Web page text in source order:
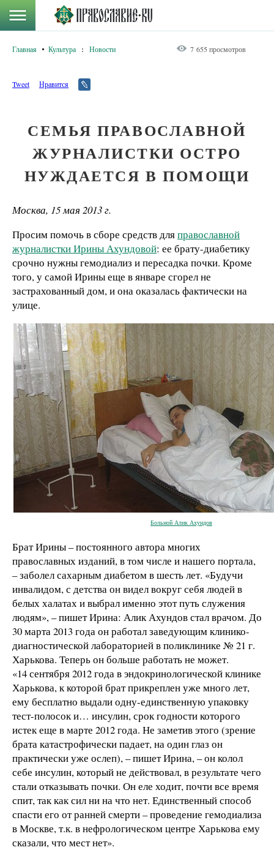
Главная Культура : Новости 7 655 просмотров
Tweet Нравится
СЕМЬЯ ПРАВОСЛАВНОЙ
ЖУРНАЛИСТКИ ОСТРО
НУЖДАЕТСЯ В ПОМОЩИ
Москва, 15 мая 2013 г.
Просим помочь в сборе средств дляправославной
журналистки Ирины Ахундовой: ее брату-диабетику
срочно нужны гемодиализ и пересадка почки. Кроме
того, у самой Ирины еще в январе сгорел не
застрахованный дом, и она оказалась фактически на
улице.
Больной Алик Ахундов
Брат Ирины – постоянного автора многих
православных изданий, в том числе и нашего портала,
– заболел сахарным диабетом в шесть лет. «Будучи
инвалидом, с детства он видел вокруг себя людей в
белых халатах и выбрал именно этот путь служения
людям», – пишет Ирина: Алик Ахундов стал врачом. До
30 марта 2013 года он работал заведующим клинико-
диагностической лабораторией в поликлинике № 21 г.
Харькова. Теперь он больше работать не может.
«14 сентября 2012 года в эндокринологической клинике
Харькова, к которой брат прикреплен уже много лет,
ему бесплатно выдали одну-единственную упаковку
тест-полосок и… инсулин, срок годности которого
истек еще в марте 2012 года. Не заметив этого (зрение
брата катастрофически падает, на один глаз он
практически уже ослеп), – пишет Ирина, – он колол
себе инсулин, который не действовал, в результате чего
стали отказывать почки. Он еле ходит, почти все время
спит, так как сил ни на что нет. Единственный способ
спасти его от ранней смерти – проведение гемодиализа
в Москве, т.к. в нефрологическом центре Харькова ему
сказали, что мест нет».